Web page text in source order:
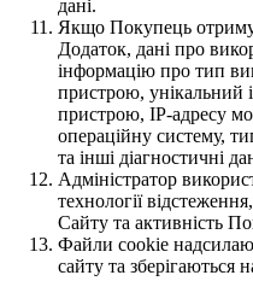
дані.
Якщо Покупець
Додаток, дані про
інформацію про тип
пристрою, унікальний
пристрою, IP-адресу
операційну систему,
та інші діагностичні
Адміністратор
технології
Сайту та активність
Файли cookie
сайту та